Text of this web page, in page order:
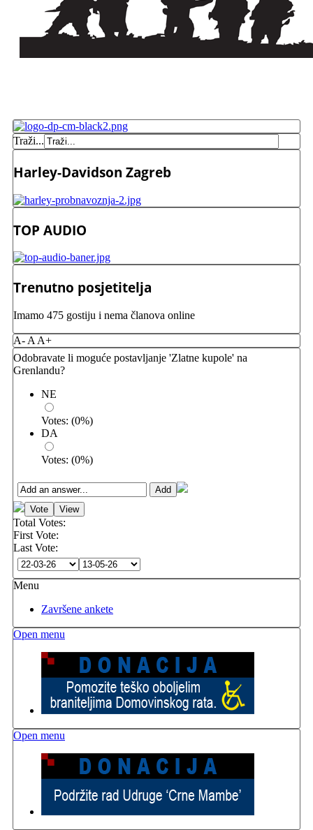
Traži...
Harley-Davidson Zagreb
TOP AUDIO
Trenutno posjetitelja
Imamo 475 gostiju i nema članova online
A- A A+
Odobravate li moguće postavljanje 'Zlatne kupole' na
Grenlandu?
NE
Votes: (0%)
DA
Votes: (0%)
Total Votes:
First Vote:
Last Vote:
Menu
Završene ankete
Open menu
Open menu